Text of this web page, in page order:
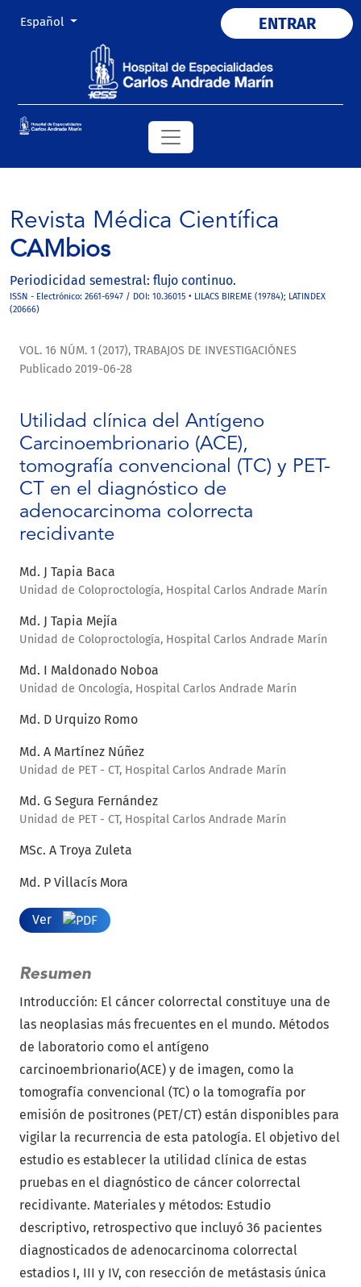
Cambiar el idioma. El actual es:
Español ENTRAR
Revista Médica Científica
CAMbios
Periodicidad semestral: flujo continuo.
ISSN - Electrónico: 2661-6947 / DOI: 10.36015 • LILACS BIREME (19784); LATINDEX
(20666)
VOL. 16 NÚM. 1 (2017), TRABAJOS DE INVESTIGACIÓNES
Utilidad clínica del Antígeno
Carcinoembrionario (ACE),
tomografía convencional (TC) y PET-
CT en el diagnóstico de
adenocarcinoma colorrecta
recidivante
Publicado 2019-06-28
Md. J Tapia Baca
Unidad de Coloproctología, Hospital Carlos Andrade Marín
Md. J Tapia Mejía
Unidad de Coloproctología, Hospital Carlos Andrade Marín
Md. I Maldonado Noboa
Unidad de Oncología, Hospital Carlos Andrade Marín
Md. D Urquizo Romo
Md. A Martínez Núñez
Unidad de PET - CT, Hospital Carlos Andrade Marín
Md. G Segura Fernández
Unidad de PET - CT, Hospital Carlos Andrade Marín
MSc. A Troya Zuleta
Md. P Villacís Mora
Ver
Resumen
Introducción: El cáncer colorrectal constituye una de
las neoplasias más frecuentes en el mundo. Métodos
de laboratorio como el antígeno
carcinoembrionario(ACE) y de imagen, como la
tomografía convencional (TC) o la tomografía por
emisión de positrones (PET/CT) están disponibles para
vigilar la recurrencia de esta patología. El objetivo del
estudio es establecer la utilidad clínica de estas
pruebas en el diagnóstico de cáncer colorrectal
recidivante. Materiales y métodos: Estudio
descriptivo, retrospectivo que incluyó 36 pacientes
diagnosticados de adenocarcinoma colorrectal
estadios I, III y IV, con resección de metástasis única